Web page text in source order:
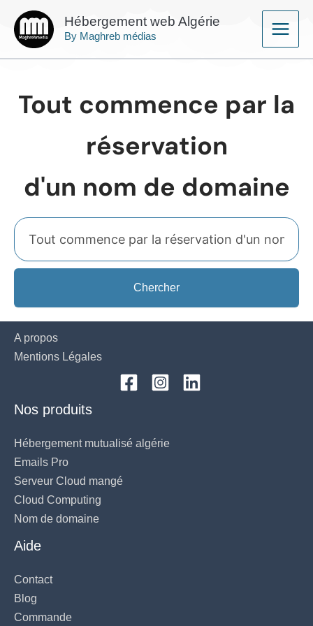
contenu
Hébergement web Algérie
By Maghreb médias
Main
Menu
Tout commence par la
réservation
d'un nom de domaine
Chercher
A propos
Mentions Légales
Nos produits
Hébergement mutualisé algérie
Emails Pro
Serveur Cloud mangé
Cloud Computing
Nom de domaine
Aide
Contact
Blog
Commande